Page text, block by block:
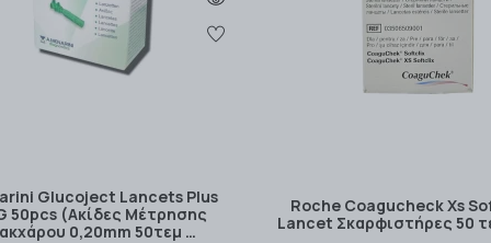
Glucoject Lancets Plus
50pcs (Ακίδες Μέτρησης
0,20mm 50τεμ …
Roche Coagucheck Xs
Lancet Σκαρφιστήρες 50